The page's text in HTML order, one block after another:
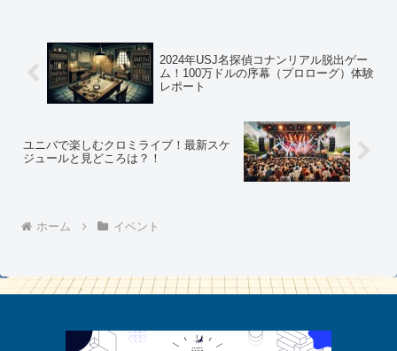
2024年USJ名探偵コナンリアル脱出ゲー
ム！100万ドルの序幕（プロローグ）体験
レポート
ユニバで楽しむクロミライブ！最新スケ
ジュールと見どころは？！
ホーム イベント